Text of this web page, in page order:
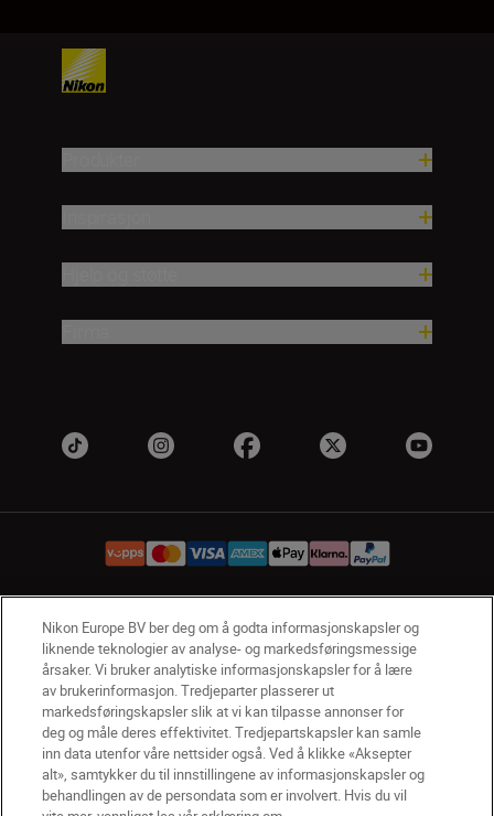
NO Nikon Sites
Kontakt oss Personvernerklæring
Bruksvilkår
Vilkår og betingelser for Nikon Store
Erklæring Om Informasjonskapsler
Tilgjengelighet
Innstillinger for informasjonskapsler
© 2026 Nikon
Nikon Europe BV ber deg om å godta informasjonskapsler og
liknende teknologier av analyse- og markedsføringsmessige
årsaker. Vi bruker analytiske informasjonskapsler for å lære
av brukerinformasjon. Tredjeparter plasserer ut
markedsføringskapsler slik at vi kan tilpasse annonser for
deg og måle deres effektivitet. Tredjepartskapsler kan samle
inn data utenfor våre nettsider også. Ved å klikke «Aksepter
alt», samtykker du til innstillingene av informasjonskapsler og
behandlingen av de persondata som er involvert. Hvis du vil